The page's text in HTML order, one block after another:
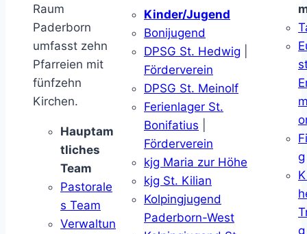
Raum
Paderborn
umfasst zehn
Pfarreien mit
fünfzehn
Kirchen.
Hauptam
tliches
Team
Pastorale
s Team
Verwaltun
Kinder/Jugend
Bonijugend
DPSG St. Hedwig
Förderverein
DPSG St. Meinolf
Ferienlager St.
Bonifatius
Förderverein
kjg Maria zur Höhe
kjg St. Kilian
Kolpingjugend
Paderborn-West
g
g